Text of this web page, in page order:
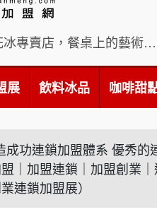
【冰封仙果】雪花冰專賣店，餐桌上的藝術饗宴
展 飲料冰品 咖啡甜
成功連鎖加盟體系 優秀
｜加盟連鎖｜加盟創業
連鎖加盟展）